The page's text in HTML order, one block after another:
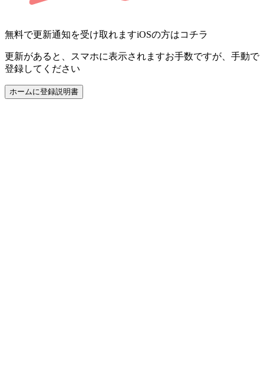
無料で更新通知を受け取れますiOSの方はコチラ
更新があると、スマホに表示されますお手数ですが、手動で
登録してください
ホームに登録説明書